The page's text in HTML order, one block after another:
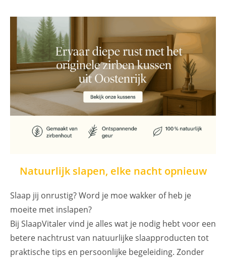
Natuurlijk slapen, elke nacht opnieuw
Slaap jij onrustig? Word je moe wakker of heb je
moeite met inslapen?
Bij SlaapVitaler vind je alles wat je nodig hebt voor een
betere nachtrust van natuurlijke slaapproducten tot
praktische tips en persoonlijke begeleiding. Zonder